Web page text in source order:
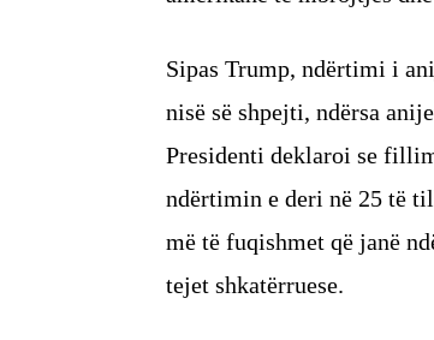
Sipas Trump, ndërtimi i
nisë së shpejti, ndërsa
Presidenti deklaroi se
ndërtimin e deri në 25 të
më të fuqishmet që janë
tejet shkatërruese.